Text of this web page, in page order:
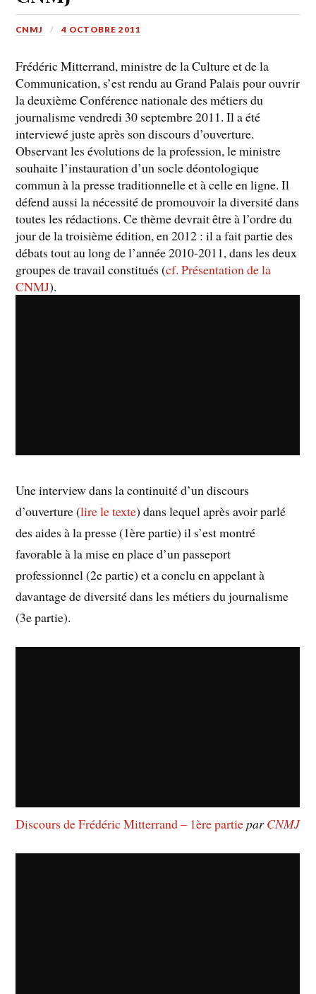
CNMJ 4 OCTOBRE 2011
Frédéric Mitterrand, ministre de la Culture et de la
Communication, s’est rendu au Grand Palais pour ouvrir
la deuxième Conférence nationale des métiers du
journalisme vendredi 30 septembre 2011. Il a été
interviewé juste après son discours d’ouverture.
Observant les évolutions de la profession, le ministre
souhaite l’instauration d’un socle déontologique
commun à la presse traditionnelle et à celle en ligne. Il
défend aussi la nécessité de promouvoir la diversité dans
toutes les rédactions. Ce thème devrait être à l’ordre du
jour de la troisième édition, en 2012 : il a fait partie des
débats tout au long de l’année 2010-2011, dans les deux
groupes de travail constitués (cf. Présentation de la
CNMJ).
Une interview dans la continuité d’un discours
d’ouverture (lire le texte) dans lequel après avoir parlé
des aides à la presse (1ère partie) il s’est montré
favorable à la mise en place d’un passeport
professionnel (2e partie) et a conclu en appelant à
davantage de diversité dans les métiers du journalisme
(3e partie).
Discours de Frédéric Mitterrand – 1ère partieparCNMJ